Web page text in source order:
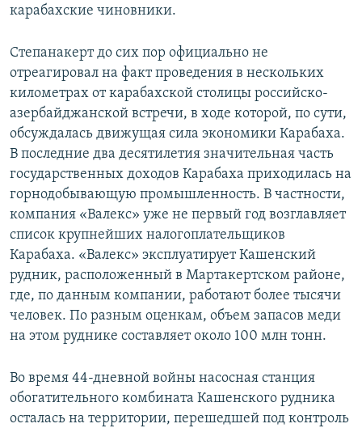
карабахские чиновники.
Степанакерт до сих пор официально не
отреагировал на факт проведения в нескольких
километрах от карабахской столицы российско-
азербайджанской встречи, в ходе которой, по сути,
обсуждалась движущая сила экономики Карабаха.
В последние два десятилетия значительная часть
государственных доходов Карабаха приходилась на
горнодобывающую промышленность. В частности,
компания «Валекс» уже не первый год возглавляет
список крупнейших налогоплательщиков
Карабаха. «Валекс» эксплуатирует Кашенский
рудник, расположенный в Мартакертском районе,
где, по данным компании, работают более тысячи
человек. По разным оценкам, объем запасов меди
на этом руднике составляет около 100 млн тонн.
Во время 44-дневной войны насосная станция
обогатительного комбината Кашенского рудника
осталась на территории, перешедшей под контроль